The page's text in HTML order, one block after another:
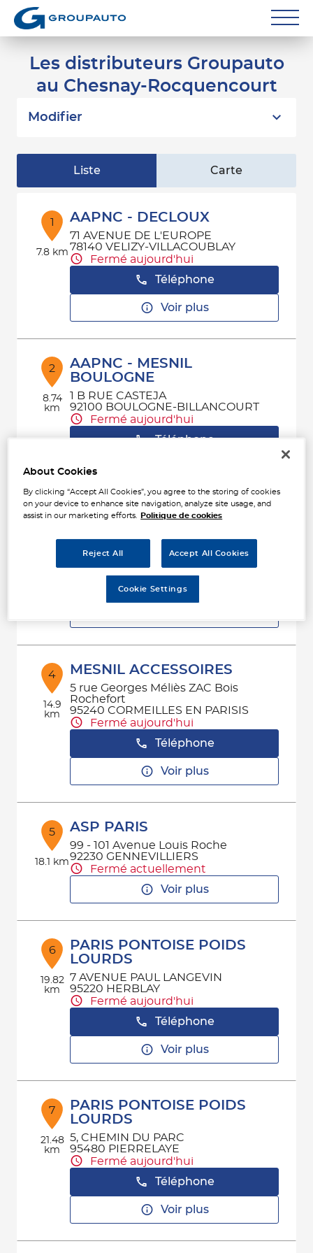
Carrossiers
Particuliers
Contact
Les distributeurs Groupauto
au Chesnay-Rocquencourt
Modifier
Liste Carte
1
7.8 km
AAPNC - DECLOUX
71 AVENUE DE L'EUROPE
78140 VELIZY-VILLACOUBLAY
Fermé aujourd'hui
Téléphone
Voir plus
2
8.74
km
AAPNC - MESNIL
BOULOGNE
1 B RUE CASTEJA
92100 BOULOGNE-BILLANCOURT
Fermé aujourd'hui
Téléphone
MESNIL ACCESSOIRES
44 RUE DES PLAIDEURS
92000 NANTERRE
Fermé aujourd'hui
Téléphone
4
14.9
km
MESNIL ACCESSOIRES
5 rue Georges Méliès ZAC Bois
Rochefort
95240 CORMEILLES EN PARISIS
Fermé aujourd'hui
Téléphone
Voir plus
5
18.1 km
ASP PARIS
99 - 101 Avenue Louis Roche
92230 GENNEVILLIERS
Fermé actuellement
Voir plus
6
19.82
km
PARIS PONTOISE POIDS
LOURDS
7 AVENUE PAUL LANGEVIN
95220 HERBLAY
Fermé aujourd'hui
Téléphone
Voir plus
7
21.48
km
PARIS PONTOISE POIDS
LOURDS
5, CHEMIN DU PARC
95480 PIERRELAYE
Fermé aujourd'hui
Téléphone
Voir plus
About Cookies
By clicking “Accept All Cookies”, you agree to the storing of cookies
on your device to enhance site navigation, analyze site usage, and
assist in our marketing efforts.
Politique de cookies
Reject All Accept All Cookies
Cookie Settings